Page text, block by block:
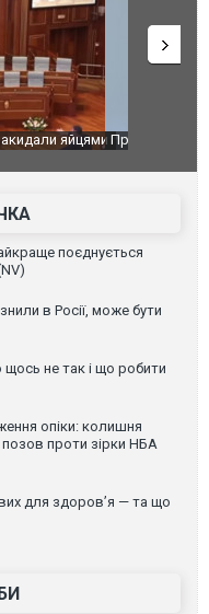
у полон
Салаха
Одесу
ураганним
поєднується
в Росії, може бути
не так і що робити
опіки: колишня
проти зірки НБА
для здоров’я — та що